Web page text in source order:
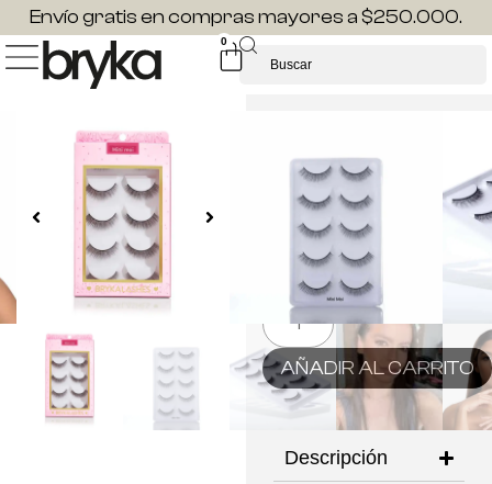
Envío gratis en compras mayores a $250.000.
0
La más natural de las
referencias 3D con un
aspecto muy real
Hay existencias
AÑADIR AL CARRITO
Descripción